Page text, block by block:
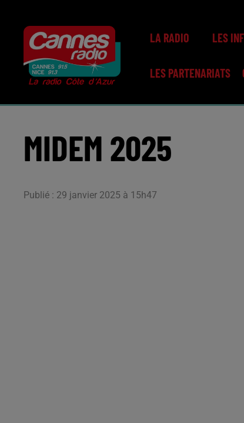
LA RADIO LES
LES PARTENARIATS
MIDEM 2025
Publié : 29 janvier 2025 à 15h47